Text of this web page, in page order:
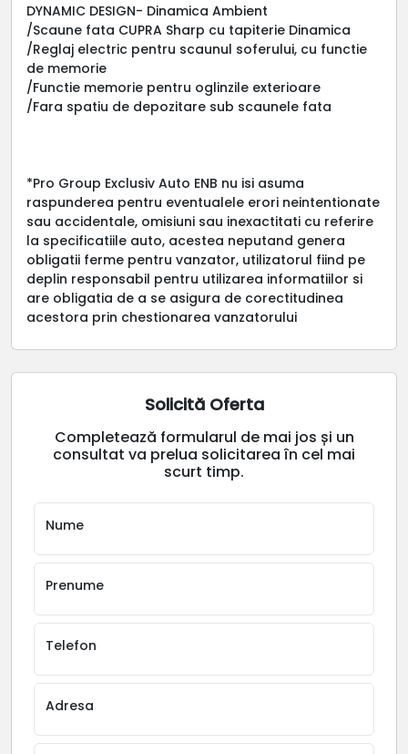
DYNAMIC DESIGN- Dinamica Ambient
/Scaune fata CUPRA Sharp cu tapiterie Dinamica
/Reglaj electric pentru scaunul soferului, cu functie
de memorie
/Functie memorie pentru oglinzile exterioare
/Fara spatiu de depozitare sub scaunele fata
*Pro Group Exclusiv Auto ENB nu isi asuma
raspunderea pentru eventualele erori neintentionate
sau accidentale, omisiuni sau inexactitati cu referire
la specificatiile auto, acestea neputand genera
obligatii ferme pentru vanzator, utilizatorul fiind pe
deplin responsabil pentru utilizarea informatiilor si
are obligatia de a se asigura de corectitudinea
acestora prin chestionarea vanzatorului
Solicită Oferta
Completează formularul de mai jos și un
consultat va prelua solicitarea în cel mai
scurt timp.
Nume
Prenume
Telefon
Adresa